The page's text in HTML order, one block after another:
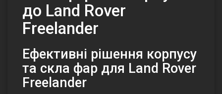
до Land Rover
Freelander
Ефективні рішення корпусу
та скла фар для Land Rover
Freelander